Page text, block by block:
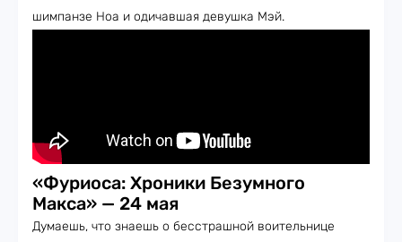
шимпанзе Ноа и одичавшая девушка Мэй.
«Фуриоса: Хроники Безумного
Макса» — 24 мая
Думаешь, что знаешь о бесстрашной воительнице